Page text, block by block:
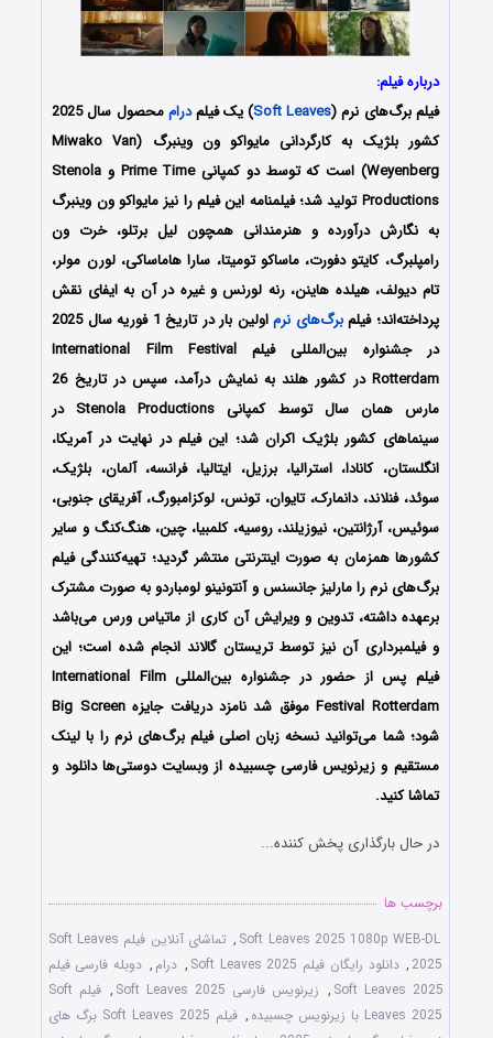
درباره فیلم:
فیلم برگ‌های نرم (Soft Leaves) یک فیلمدرام
محصول سال 2025
کشور بلژیک به کارگردانی مایواکو ون وینبرگ (Miwako Van
Weyenberg) است که توسط دو کمپانی‌ Prime Time و Stenola
Productions تولید شد؛ فیلمنامه این فیلم را نیز مایواکو ون وینبرگ
به نگارش درآورده و هنرمندانی همچون لیل برتلو، خرت ون
رامپلبرگ، کایتو دفورت، ماساکو تومیتا، سارا هاماساکی، لورن مولر،
تام دیولف، هیلده هاینن، رنه لورنس و غیره در آن به ایفای نقش
پرداخته‌اند؛ فیلمبرگ‌های نرم
اولین بار در تاریخ 1 فوریه سال 2025
در جشنواره بین‌المللی فیلم International Film Festival
Rotterdam در کشور هلند به نمایش درآمد، سپس در تاریخ 26
مارس همان سال توسط کمپانی‌ Stenola Productions در
سینماهای کشور بلژیک اکران شد؛ این فیلم در نهایت در آمریکا،
انگلستان، کانادا، استرالیا، برزیل، ایتالیا، فرانسه، آلمان، بلژیک،
سوئد، فنلاند، دانمارک، تایوان، تونس، لوکزامبورگ، آفریقای جنوبی،
سوئیس، آرژانتین، نیوزیلند، روسیه، کلمبیا، چین، هنگ‌کنگ و سایر
کشورها همزمان به صورت اینترنتی منتشر گردید؛ تهیه‌کنندگی فیلم
برگ‌های نرم را مارلیز جانسنس و آنتونینو لومباردو به صورت مشترک
برعهده داشته، تدوین و ویرایش آن کاری از ماتیاس ورس می‌باشد
و فیلمبرداری آن نیز توسطتریستان گالاند انجام شده است؛ این
فیلم پس از حضور در جشنواره بین‌المللی International Film
Festival Rotterdam موفق شد نامزد دریافت جایزه Big Screen
شود؛شما می‌توانید نسخه زبان اصلی فیلم برگ‌های نرم را با ‌لینک
مستقیم و زیرنویس فارسی چسبیده از وبسایت دوستی‌ها دانلود و
تماشا کنید.
در حال بارگذاری پخش کننده...
برچسب ها
Soft Leaves 2025 1080p WEB-DL
,
تماشای آنلاین فیلم Soft Leaves
2025
, دانلود رایگان فیلم Soft Leaves 2025 , درام , دوبله فارسی فیلم
Soft Leaves 2025
, زیرنویس فارسی Soft Leaves 2025 ,
فیلم Soft
Leaves 2025 با زیرنویس چسبیده
,
فیلم Soft Leaves 2025 برگ های